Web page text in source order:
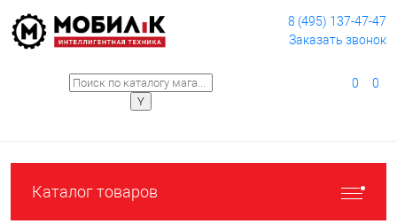
8 (495) 137-47-47
Заказать звонок
0 0
Каталог товаров